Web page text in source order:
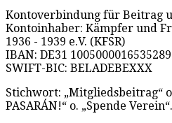
Kontoverbindung für Beitrag
Kontoinhaber: Kämpfer und
1936 - 1939 e.V. (KFSR)
IBAN: DE31
SWIFT-BIC: BELADEBEXXX
Stichwort: „Mitgliedsbeitrag“
PASARÁN!“ o. „Spende Verein“.